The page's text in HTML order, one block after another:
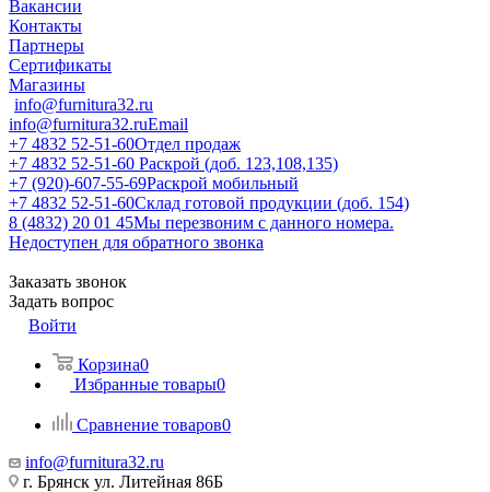
Вакансии
Контакты
Партнеры
Сертификаты
Магазины
info@furnitura32.ru
info@furnitura32.ruEmail
+7 4832 52-51-60Отдел продаж
+7 4832 52-51-60 Раскрой (доб. 123,108,135)
+7 (920)-607-55-69Раскрой мобильный
+7 4832 52-51-60Склад готовой продукции (доб. 154)
8 (4832) 20 01 45Мы перезвоним с данного номера.
Недоступен для обратного звонка
Заказать звонок
Задать вопрос
Войти
Корзина0
Избранные товары0
Сравнение товаров0
info@furnitura32.ru
г. Брянск ул. Литейная 86Б